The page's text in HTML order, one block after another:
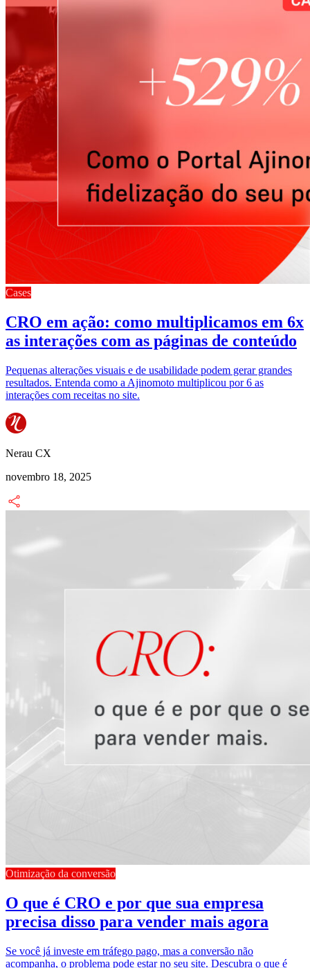
Cases
CRO em ação: como multiplicamos em 6x
as interações com as páginas de conteúdo
Pequenas alterações visuais e de usabilidade podem gerar grandes
resultados. Entenda como a Ajinomoto multiplicou por 6 as
interações com receitas no site.
Nerau CX
novembro 18, 2025
Otimização da conversão
O que é CRO e por que sua empresa
precisa disso para vender mais agora
Se você já investe em tráfego pago, mas a conversão não
acompanha, o problema pode estar no seu site. Descubra o que é